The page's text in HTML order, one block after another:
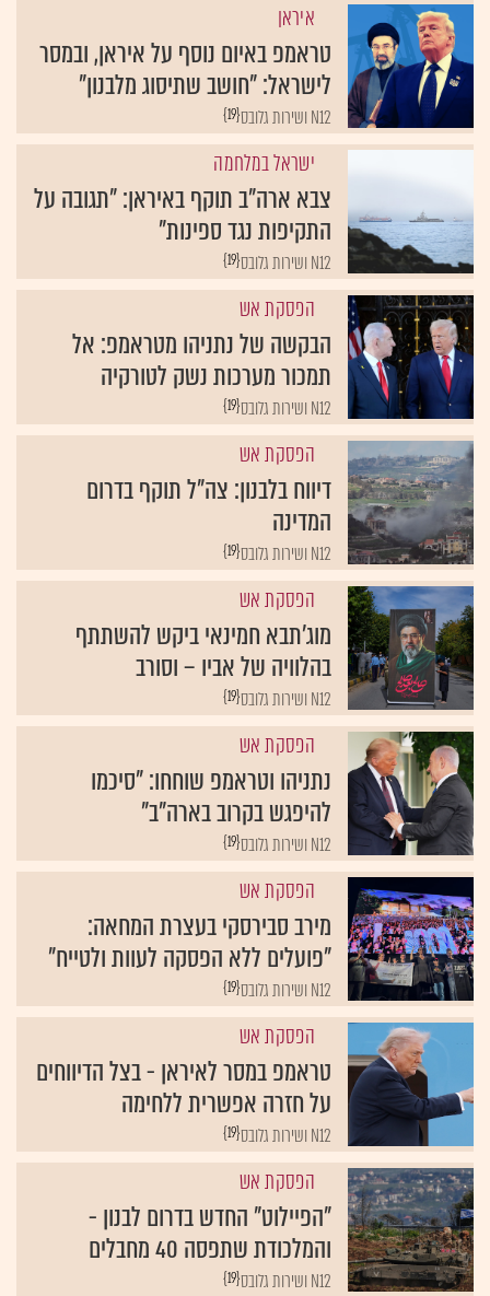
איראן
טראמפ באיום נוסף על איראן, ובמסר
לישראל: "חושב שתיסוג מלבנון"
{19} N12 ושירות גלובס
ישראל במלחמה
צבא ארה"ב תוקף באיראן: "תגובה על
התקיפות נגד ספינות"
{19} N12 ושירות גלובס
הפסקת אש
הבקשה של נתניהו מטראמפ: אל
תמכור מערכות נשק לטורקיה
{19} N12 ושירות גלובס
הפסקת אש
דיווח בלבנון: צה"ל תוקף בדרום
המדינה
{19} N12 ושירות גלובס
הפסקת אש
מוג'תבא חמינאי ביקש להשתתף
בהלוויה של אביו – וסורב
{19} N12 ושירות גלובס
הפסקת אש
נתניהו וטראמפ שוחחו: "סיכמו
להיפגש בקרוב בארה"ב"
{19} N12 ושירות גלובס
הפסקת אש
מירב סבירסקי בעצרת המחאה:
"פועלים ללא הפסקה לעוות ולטייח"
{19} N12 ושירות גלובס
הפסקת אש
טראמפ במסר לאיראן - בצל הדיווחים
על חזרה אפשרית ללחימה
{19} N12 ושירות גלובס
הפסקת אש
"הפיילוט" החדש בדרום לבנון -
והמלכודת שתפסה 40 מחבלים
{19} N12 ושירות גלובס